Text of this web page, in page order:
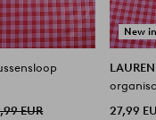
EUR
New
27,99